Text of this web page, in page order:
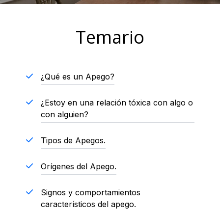
Temario
¿Qué es un Apego?
¿Estoy en una relación tóxica con algo o
con alguien?
Tipos de Apegos.
Orígenes del Apego.
Signos y comportamientos
característicos del apego.